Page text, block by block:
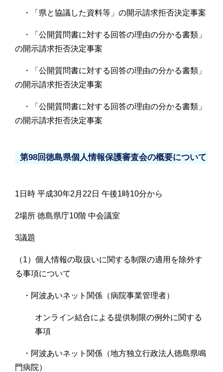
・「県と協議した資料等」の開示請求拒否決定事案
・「公開質問書に対する回答の理由の分かる書類」
の開示請求拒否決定事案
・「公開質問書に対する回答の理由の分かる書類」
の開示請求拒否決定事案
・「公開質問書に対する回答の理由の分かる書類」
の開示請求拒否決定事案
第98回徳島県個人情報保護審査会の概要について
1日時 平成30年2月22日 午後1時10分から
2場所 徳島県庁10階 中会議室
3議題
（1）個人情報の取扱いに関する制限の適用を除外す
る事項について
・阿波あいネット関係（病院事業管理者）
オンライン結合による提供制限の例外に関する
事項
・阿波あいネット関係（地方独立行政法人徳島県鳴
門病院）